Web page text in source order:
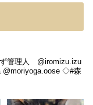
管理人 @iromizu.izu
◇#森